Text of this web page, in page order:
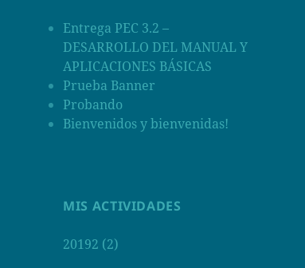
Entrega PEC 3.2 –
DESARROLLO DEL MANUAL Y
APLICACIONES BÁSICAS
Prueba Banner
Probando
Bienvenidos y bienvenidas!
MIS ACTIVIDADES
20192 (2)